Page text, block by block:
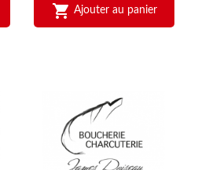
 Ajouter au panier